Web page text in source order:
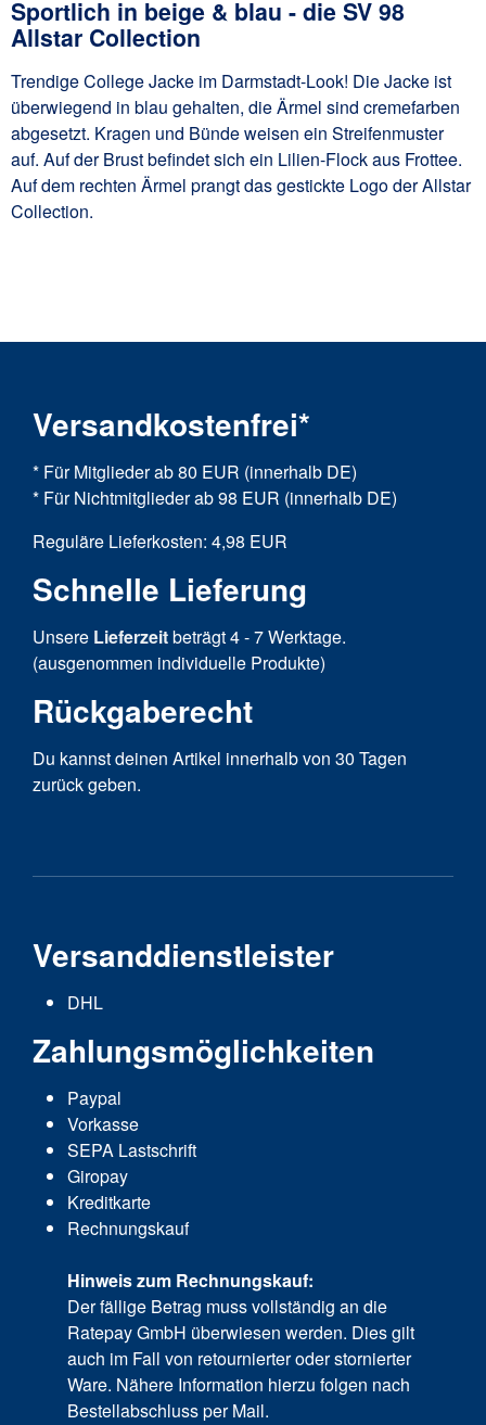
Sportlich in beige & blau - die SV 98
Allstar Collection
Trendige College Jacke im Darmstadt-Look! Die Jacke ist
überwiegend in blau gehalten, die Ärmel sind cremefarben
abgesetzt. Kragen und Bünde weisen ein Streifenmuster
auf. Auf der Brust befindet sich ein Lilien-Flock aus Frottee.
Auf dem rechten Ärmel prangt das gestickte Logo der Allstar
Collection.
Versandkostenfrei*
* Für Mitglieder ab 80 EUR (innerhalb DE)
* Für Nichtmitglieder ab 98 EUR (innerhalb DE)
Reguläre Lieferkosten: 4,98 EUR
Schnelle Lieferung
Unsere Lieferzeitbeträgt 4 - 7 Werktage.
(ausgenommen individuelle Produkte)
Rückgaberecht
Du kannst deinen Artikel innerhalb von 30 Tagen
zurück geben.
Versanddienstleister
DHL
Zahlungsmöglichkeiten
Paypal
Vorkasse
SEPA Lastschrift
Giropay
Kreditkarte
Rechnungskauf
Hinweis zum Rechnungskauf:
Der fällige Betrag muss vollständig an die
Ratepay GmbH überwiesen werden. Dies gilt
auch im Fall von retournierter oder stornierter
Ware. Nähere Information hierzu folgen nach
Bestellabschluss per Mail.